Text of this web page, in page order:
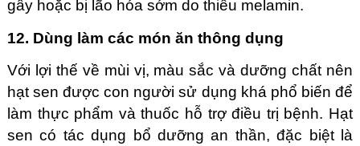
gẫy hoặc bị lão hóa sớm do thiếu melamin.
12. Dùng làm các món ăn thông dụng
Với lợi thế về mùi vị, màu sắc và dưỡng chất nên
hạt sen được con người sử dụng khá phổ biến để
làm thực phẩm và thuốc hỗ trợ điều trị bệnh. Hạt
sen có tác dụng bổ dưỡng an thần, đặc biệt là